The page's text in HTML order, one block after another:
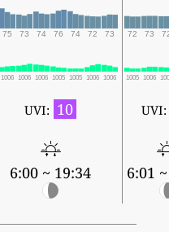
75 73 74 76 74 72 73 72 73
1006 1006 1006 1005 1005 1006 1006 1005 1006
UVI: 10
6:00 ~ 19:34
UVI:
6:01